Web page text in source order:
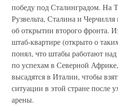
победу под Сталинградом. На
Рузвельта, Сталина и Черчилля
об открытии второго фронта.
штаб-квартире (открыто о
понял, что штабы работают
по успехам в Северной
высадятся в Италии, чтобы
ситуации в этой стране после
арены.